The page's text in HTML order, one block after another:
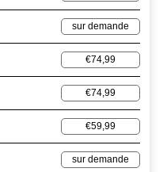
sur demande
€74,99
€74,99
€59,99
sur demande